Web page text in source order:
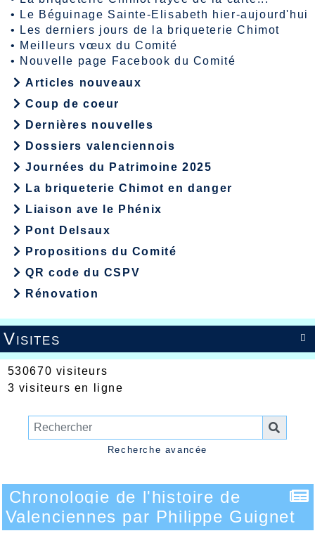
•
Le Béguinage Sainte-Elisabeth hier-aujourd'hui
•
Les derniers jours de la briqueterie Chimot
• Meilleurs vœux du Comité
• Nouvelle page Facebook du Comité
Articles nouveaux
Coup de coeur
Dernières nouvelles
Dossiers valenciennois
Journées du Patrimoine 2025
La briqueterie Chimot en danger
Liaison ave le Phénix
Pont Delsaux
Propositions du Comité
QR code du CSPV
Rénovation

Visites
530670 visiteurs
3 visiteurs en ligne
Recherche avancée
Chronologie de l'histoire de
Valenciennes par Philippe Guignet